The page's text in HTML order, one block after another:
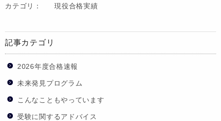
カテゴリ： 現役合格実績
記事カテゴリ
2026年度合格速報
未来発見プログラム
こんなこともやっています
受験に関するアドバイス